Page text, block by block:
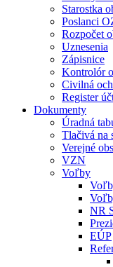
Starostka
Poslanci
Rozpočet
Uznesenia
Zápisnice
Kontrolór
Civilná
Register
Dokumenty
Úradná
Tlačivá na
Verejné
VZN
Voľby
NR
EÚP